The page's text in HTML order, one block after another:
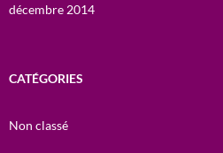
décembre 2014
CATÉGORIES
Non classé